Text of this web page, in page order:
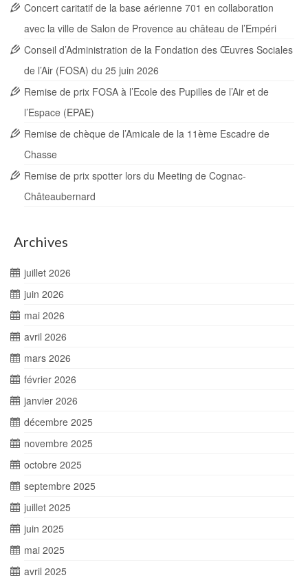
Concert caritatif de la base aérienne 701 en collaboration
avec la ville de Salon de Provence au château de l’Empéri
Conseil d’Administration de la Fondation des Œuvres Sociales
de l’Air (FOSA) du 25 juin 2026
Remise de prix FOSA à l’Ecole des Pupilles de l’Air et de
l’Espace (EPAE)
Remise de chèque de l’Amicale de la 11ème Escadre de
Chasse
Remise de prix spotter lors du Meeting de Cognac-
Châteaubernard
Archives
juillet 2026
juin 2026
mai 2026
avril 2026
mars 2026
février 2026
janvier 2026
décembre 2025
novembre 2025
octobre 2025
septembre 2025
juillet 2025
juin 2025
mai 2025
avril 2025